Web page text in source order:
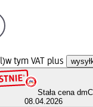
w tym VAT plus
Stała cena dm
08.04.2026